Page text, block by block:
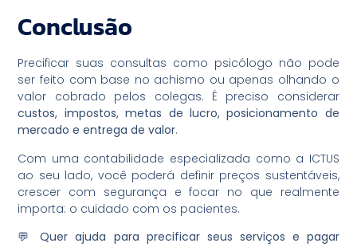
Conclusão
Precificar suas consultas como psicólogo não pode
ser feito com base no achismo ou apenas olhando o
valor cobrado pelos colegas. É preciso considerar
custos, impostos, metas de lucro, posicionamento de
mercado e entrega de valor.
Com uma contabilidade especializada como a ICTUS
ao seu lado, você poderá definir preços sustentáveis,
crescer com segurança e focar no que realmente
importa: o cuidado com os pacientes.
💬Quer ajuda para precificar seus serviços e pagar